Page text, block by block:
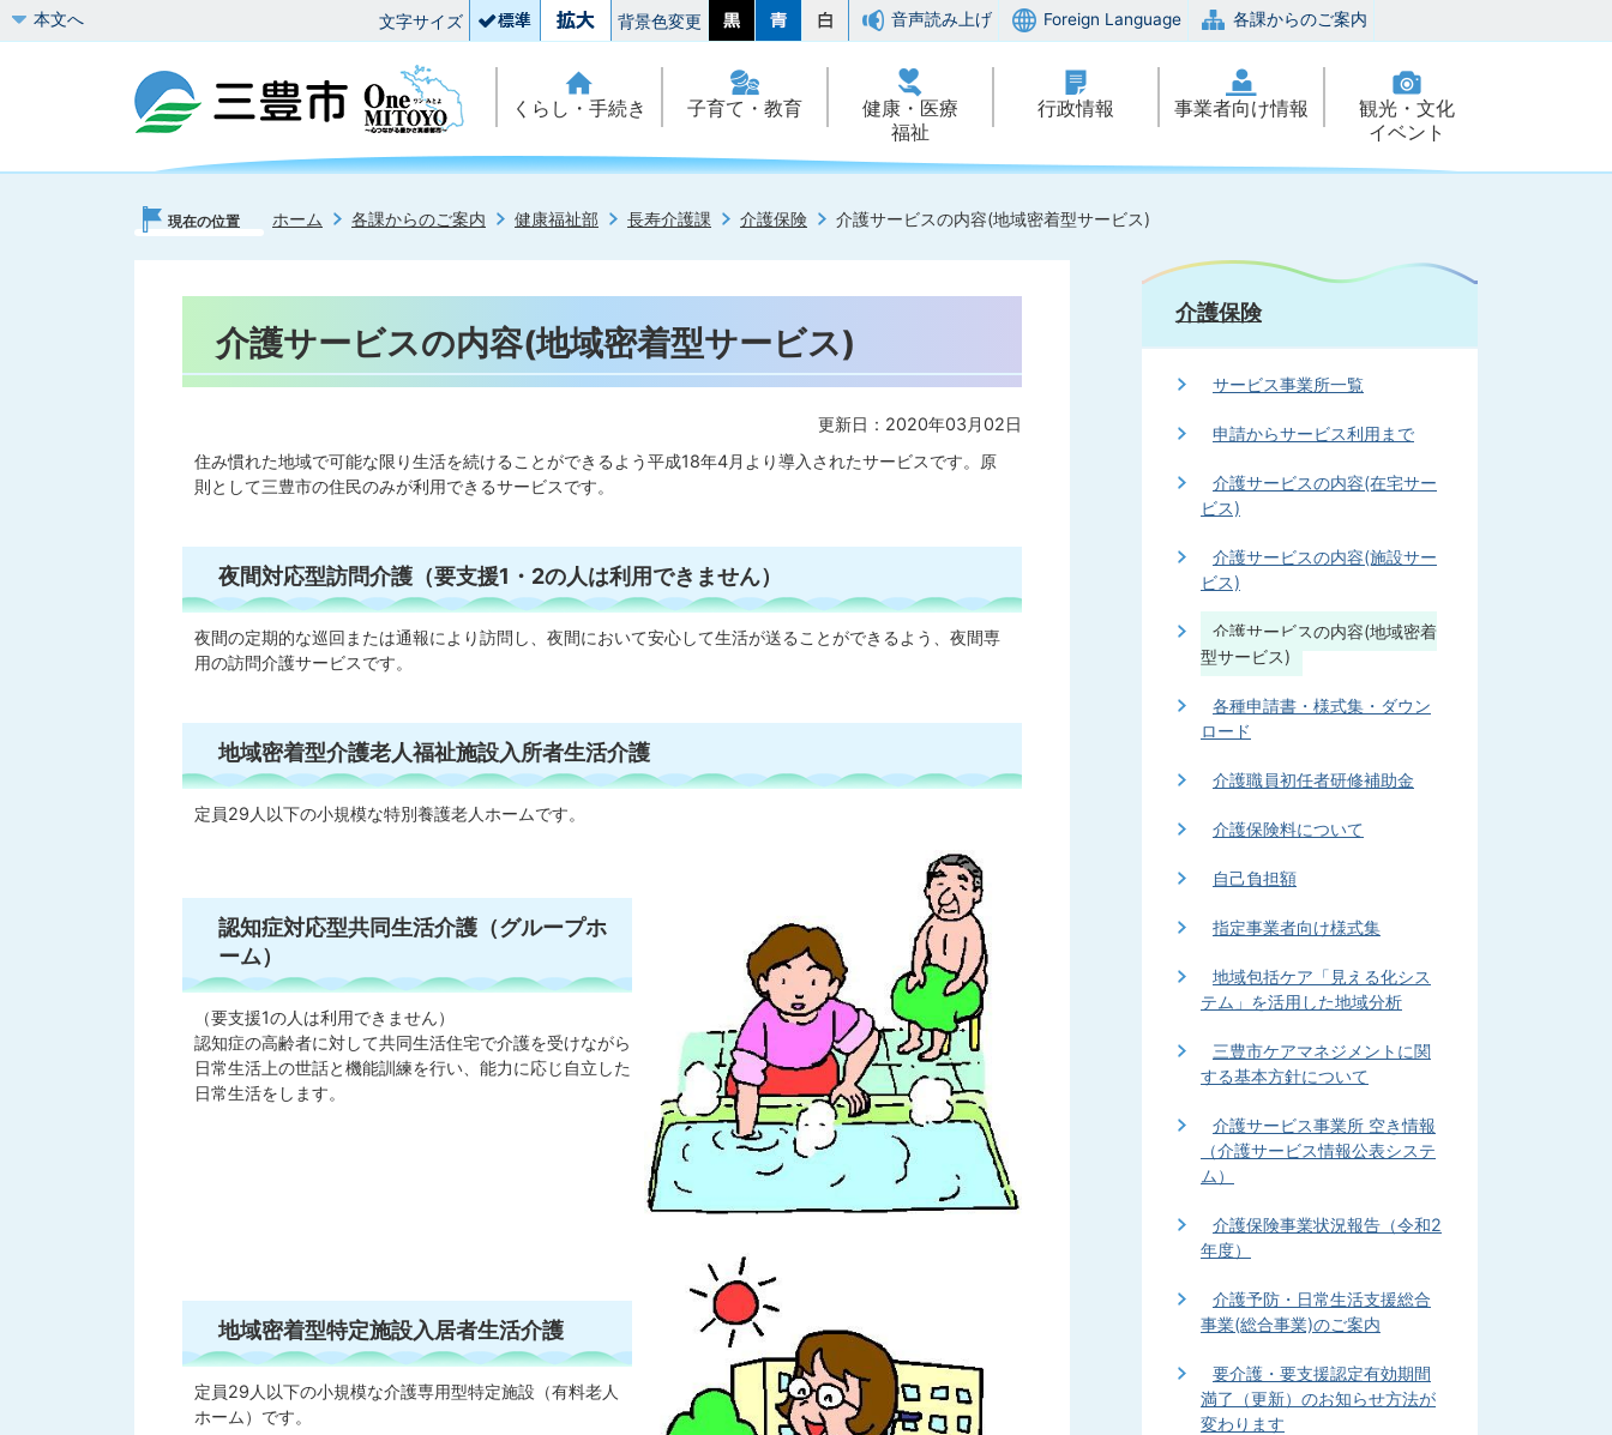
本文へ 文字サイズ 背景色変更 音声読み上げ Foreign Language 各課からのご案内
くらし・手続き 子育て・教育
健康・医療
福祉
行政情報 事業者向け情報
観光・文化
イベント
現在の位置 ホーム 各課からのご案内 健康福祉部 長寿介護課 介護保険 介護サービスの内容(地域密着型サービス)
介護サービスの内容(地域密着型サービス)
更新日：2020年03月02日
住み慣れた地域で可能な限り生活を続けることができるよう平成18年4月より導入されたサービスです。原
則として三豊市の住民のみが利用できるサービスです。
夜間対応型訪問介護（要支援1・2の人は利用できません）
夜間の定期的な巡回または通報により訪問し、夜間において安心して生活が送ることができるよう、夜間専
用の訪問介護サービスです。
地域密着型介護老人福祉施設入所者生活介護
定員29人以下の小規模な特別養護老人ホームです。
認知症対応型共同生活介護（グループホ
ーム）
（要支援1の人は利用できません）
認知症の高齢者に対して共同生活住宅で介護を受けながら
日常生活上の世話と機能訓練を行い、能力に応じ自立した
日常生活をします。
地域密着型特定施設入居者生活介護
定員29人以下の小規模な介護専用型特定施設（有料老人
ホーム）です。
介護保険
サービス事業所一覧
申請からサービス利用まで
介護サービスの内容(在宅サー
ビス)
介護サービスの内容(施設サー
ビス)
介護サービスの内容(地域密着
型サービス)
各種申請書・様式集・ダウン
ロード
介護職員初任者研修補助金
介護保険料について
自己負担額
指定事業者向け様式集
地域包括ケア「見える化シス
テム」を活用した地域分析
三豊市ケアマネジメントに関
する基本方針について
介護サービス事業所 空き情報
（介護サービス情報公表システ
ム）
介護保険事業状況報告（令和2
年度）
介護予防・日常生活支援総合
事業(総合事業)のご案内
要介護・要支援認定有効期間
満了（更新）のお知らせ方法が
変わります